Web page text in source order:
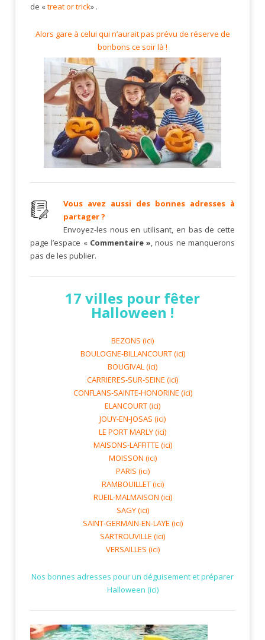
de «treat or trick» .
Alors gare à celui qui n’aurait pas prévu de réserve de
bonbons ce soir là !
Vous avez aussi des bonnes adresses à
partager ?
Envoyez-les nous en utilisant, en bas de cette
page l’espace « Commentaire » , nous ne manquerons
pas de les publier.
17 villes pour fêter
Halloween !
BEZONS (ici)
BOULOGNE-BILLANCOURT (ici)
BOUGIVAL (ici)
CARRIERES-SUR-SEINE (ici)
CONFLANS-SAINTE-HONORINE (ici)
ELANCOURT (ici)
JOUY-EN-JOSAS (ici)
LE PORT MARLY (ici)
MAISONS-LAFFITTE (ici)
MOISSON (ici)
PARIS (ici)
RAMBOUILLET (ici)
RUEIL-MALMAISON (ici)
SAGY (ici)
SAINT-GERMAIN-EN-LAYE (ici)
SARTROUVILLE (ici)
VERSAILLES (ici)
Nos bonnes adresses pour un déguisement et préparer
Halloween (ici)